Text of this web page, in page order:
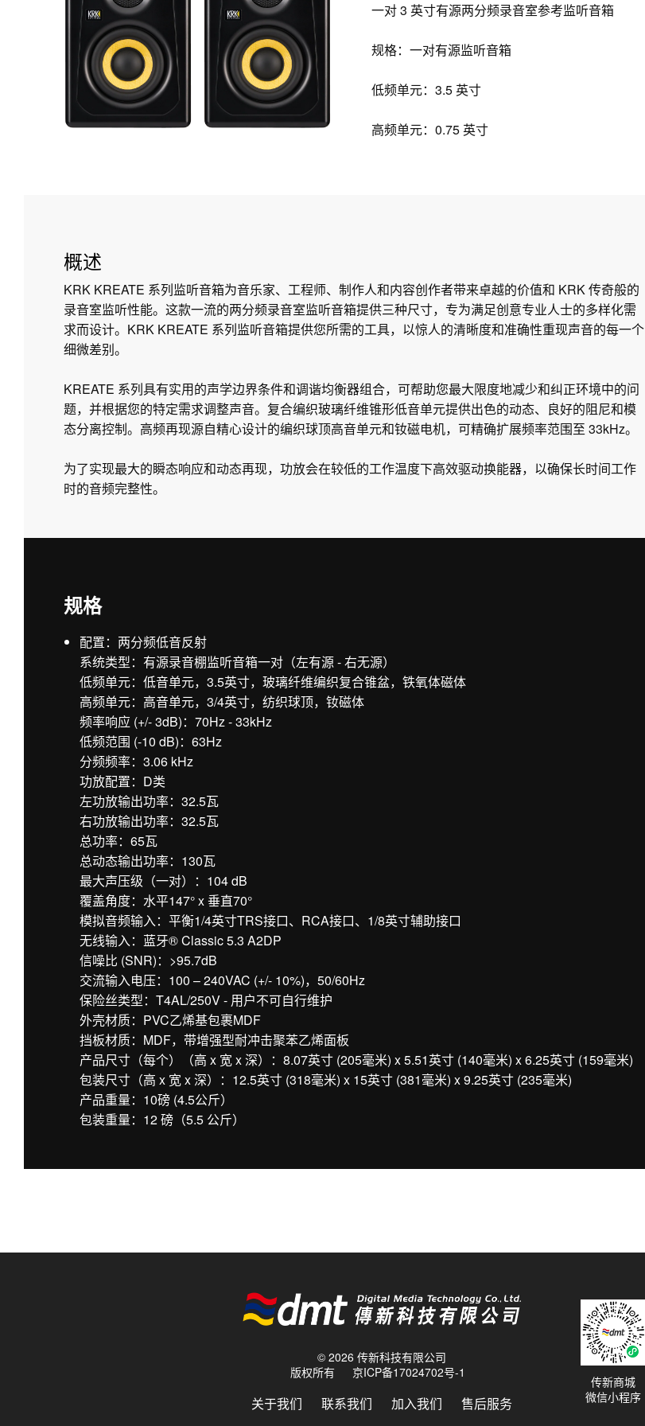
一对 3 英寸有源两分频录音室参考监听音箱
规格：一对有源监听音箱
低频单元：3.5 英寸
高频单元：0.75 英寸
概述
KRK KREATE 系列监听音箱为音乐家、工程师、制作人和内容创作者带来卓越的价值和 KRK 传奇般的
录音室监听性能。这款一流的两分频录音室监听音箱提供三种尺寸，专为满足创意专业人士的多样化需
求而设计。KRK KREATE 系列监听音箱提供您所需的工具，以惊人的清晰度和准确性重现声音的每一个
细微差别。
KREATE 系列具有实用的声学边界条件和调谐均衡器组合，可帮助您最大限度地减少和纠正环境中的问
题，并根据您的特定需求调整声音。复合编织玻璃纤维锥形低音单元提供出色的动态、良好的阻尼和模
态分离控制。高频再现源自精心设计的编织球顶高音单元和钕磁电机，可精确扩展频率范围至 33kHz。
为了实现最大的瞬态响应和动态再现，功放会在较低的工作温度下高效驱动换能器，以确保长时间工作
时的音频完整性。
规格
配置：两分频低音反射
系统类型：有源录音棚监听音箱一对（左有源 - 右无源）
低频单元：低音单元，3.5英寸，玻璃纤维编织复合锥盆，铁氧体磁体
高频单元：高音单元，3/4英寸，纺织球顶，钕磁体
频率响应 (+/- 3dB)：70Hz - 33kHz
低频范围 (-10 dB)：63Hz
分频频率：3.06 kHz
功放配置：D类
左功放输出功率：32.5瓦
右功放输出功率：32.5瓦
总功率：65瓦
总动态输出功率：130瓦
最大声压级（一对）：104 dB
覆盖角度：水平147° x 垂直70°
模拟音频输入：平衡1/4英寸TRS接口、RCA接口、1/8英寸辅助接口
无线输入：蓝牙® Classic 5.3 A2DP
信噪比 (SNR)：>95.7dB
交流输入电压：100 – 240VAC (+/- 10%)，50/60Hz
保险丝类型：T4AL/250V - 用户不可自行维护
外壳材质：PVC乙烯基包裹MDF
挡板材质：MDF，带增强型耐冲击聚苯乙烯面板
产品尺寸（每个）（高 x 宽 x 深）：8.07英寸 (205毫米) x 5.51英寸 (140毫米) x 6.25英寸 (159毫米)
包装尺寸（高 x 宽 x 深）：12.5英寸 (318毫米) x 15英寸 (381毫米) x 9.25英寸 (235毫米)
产品重量：10磅 (4.5公斤）
包装重量：12 磅（5.5 公斤）
© 2026 传新科技有限公司
版权所有
京ICP备17024702号-1
关于我们 联系我们 加入我们 售后服务
传新商城
微信小程序